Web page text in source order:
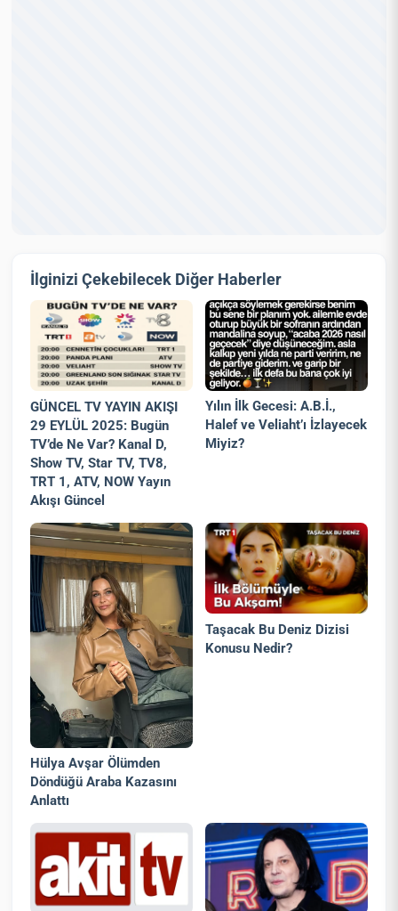
İlginizi Çekebilecek Diğer Haberler
GÜNCEL TV YAYIN AKIŞI
29 EYLÜL 2025: Bugün
TV’de Ne Var? Kanal D,
Show TV, Star TV, TV8,
TRT 1, ATV, NOW Yayın
Akışı Güncel
Yılın İlk Gecesi: A.B.İ.,
Halef ve Veliaht’ı İzlayecek
Miyiz?
Hülya Avşar Ölümden
Döndüğü Araba Kazasını
Anlattı
Taşacak Bu Deniz Dizisi
Konusu Nedir?